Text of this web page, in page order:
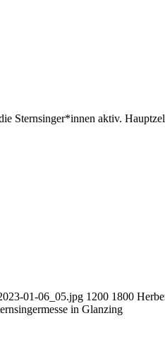
Sternsinger*innen aktiv.
01-06_05.jpg 1200 1800
in Glanzing